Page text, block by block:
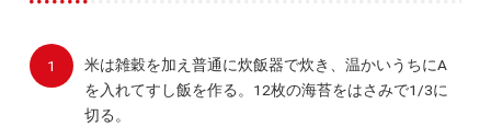
米は雑穀を加え普通に炊飯器で炊き、温かいうちにA
を入れてすし飯を作る。12枚の海苔をはさみで1/3に
切る。